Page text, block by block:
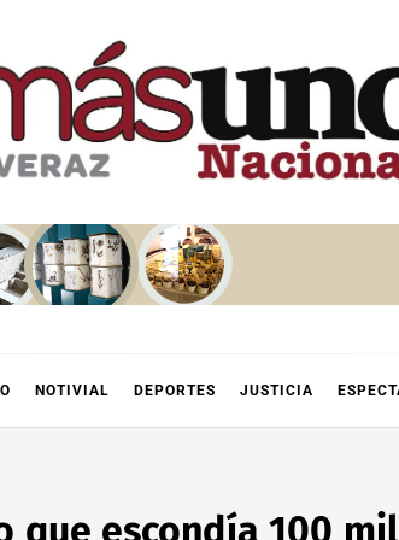
NOTIVIAL DEPORTES JUSTICIA
que escondía 100